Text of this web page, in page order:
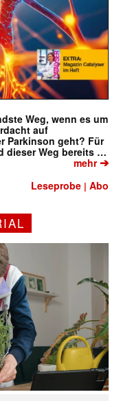
Weg, wenn es um
auf
Parkinson geht? Für
dieser Weg bereits …
mehr➔
Leseprobe |Abo